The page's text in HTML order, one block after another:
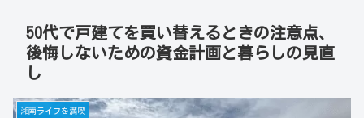
50代で戸建てを買い替えるときの注意点、
後悔しないための資金計画と暮らしの見直
し
湘南ライフを満喫